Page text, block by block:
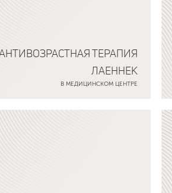
ТЕРАПИЯ
ЛАЕННЕК
В МЕДИЦИНСКОМ ЦЕНТРЕ